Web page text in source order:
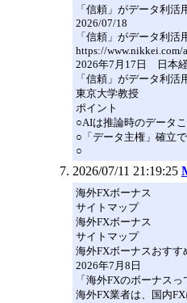
「信頼」がデータ利活
2026/07/18
「信頼」がデータ利活
https://www.nikkei.com/
2026年7月17日 日本
「信頼」がデータ利
東京大学教授
ポイント
○AIは推論時のデータ
○「データ主権」確立
○
2026/07/11 21:19:25
海外FXボーナス
サイトマップ
海外FXボーナス
サイトマップ
海外FXボーナスおす
2026年7月8日
「海外FXのボーナス
海外FX業者は、国内